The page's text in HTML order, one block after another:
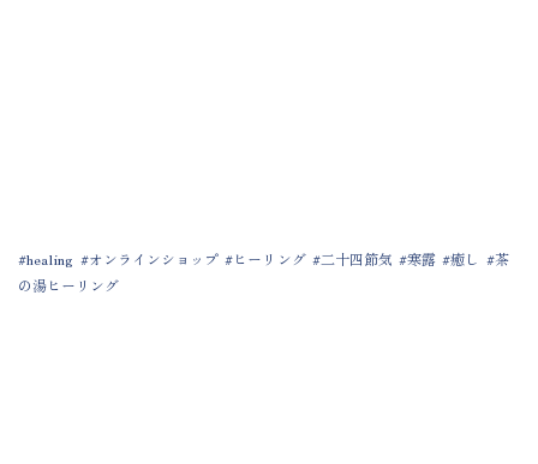
healing オンラインショップ ヒーリング 二十四節気 寒露 癒し
茶
の湯ヒーリング